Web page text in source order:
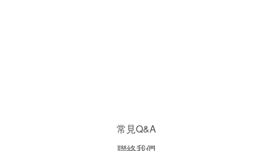
常見Q&A